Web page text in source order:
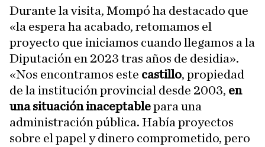
Durante la visita, Mompó ha destacado que
«la espera ha acabado, retomamos el
proyecto que iniciamos cuando llegamos a la
Diputación en 2023 tras años de desidia».
«Nos encontramos este castillo, propiedad
de la institución provincial desde 2003, en
una situación inaceptablepara una
administración pública. Había proyectos
sobre el papel y dinero comprometido, pero